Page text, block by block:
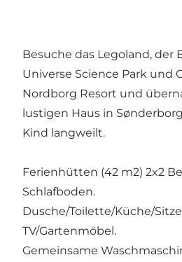
Besuche das Legoland, der
Universe Science Park und
Nordborg Resort und
lustigen Haus in
Kind langweilt.
Ferienhütten (42 m2) 2x2
Schlafboden.
Dusche/Toilette/Küche/
TV/Gartenmöbel.
Gemeinsame